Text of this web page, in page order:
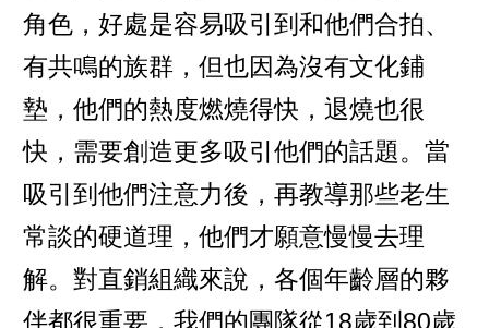
角色，好處是容易吸引到和他們合拍、
有共鳴的族群，但也因為沒有文化鋪
墊，他們的熱度燃燒得快，退燒也很
快，需要創造更多吸引他們的話題。當
吸引到他們注意力後，再教導那些老生
常談的硬道理，他們才願意慢慢去理
解。對直銷組織來說，各個年齡層的夥
伴都很重要，我們的團隊從18歲到80歲